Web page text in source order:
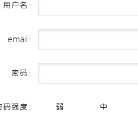
用户名：
email：
密码：
码强度： 弱 中